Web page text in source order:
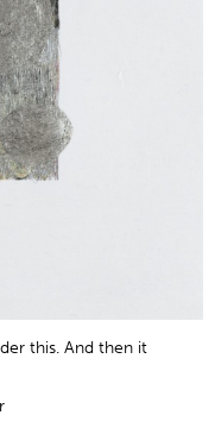
this. And then it